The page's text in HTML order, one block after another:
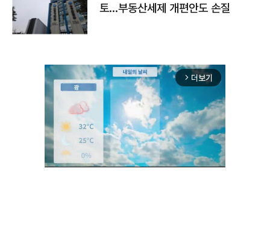
토…부동산세제 개편안도 손질
arrow_forward_ios 더보기